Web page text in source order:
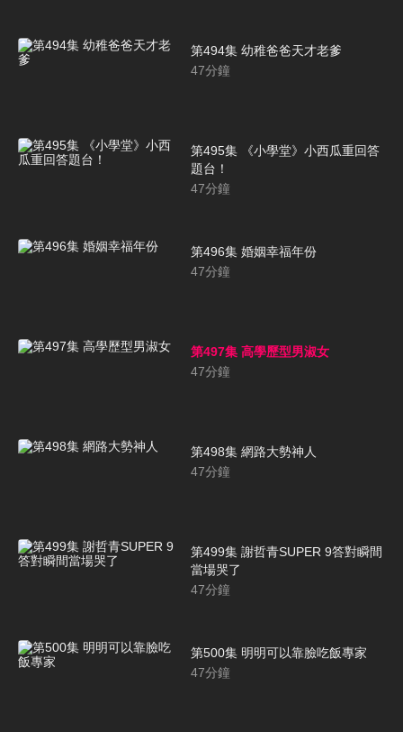
第494集 幼稚爸爸天才老爹
47分鐘
第495集 《小學堂》小西瓜重回答
題台！
47分鐘
第496集 婚姻幸福年份
47分鐘
第497集 高學歷型男淑女
47分鐘
第498集 網路大勢神人
47分鐘
第499集 謝哲青SUPER 9答對瞬間
當場哭了
47分鐘
第500集 明明可以靠臉吃飯專家
47分鐘